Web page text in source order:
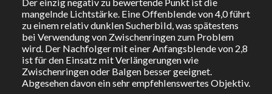
mangelnde Lichtstärke. Eine Offenblende von 4,0 führt
zu einem relativ dunklen Sucherbild, was spätestens
bei Verwendung von Zwischenringen zum Problem
wird. Der Nachfolger mit einer Anfangsblende von 2,8
ist für den Einsatz mit Verlängerungen wie
Zwischenringen oder Balgen besser geeignet.
Abgesehen davon ein sehr empfehlenswertes Objektiv.